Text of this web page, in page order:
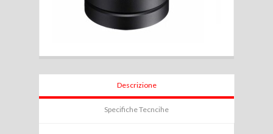
Descrizione
Specifiche Tecncihe